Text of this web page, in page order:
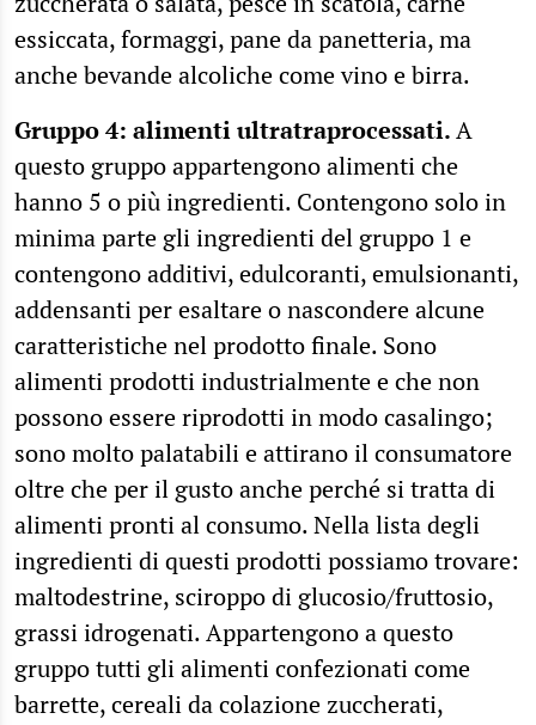
essiccata, formaggi, pane da panetteria, ma
anche bevande alcoliche come vino e birra.
Gruppo 4: alimenti ultratraprocessati.A
questo gruppo appartengono alimenti che
hanno 5 o più ingredienti. Contengono solo in
minima parte gli ingredienti del gruppo 1 e
contengono additivi, edulcoranti, emulsionanti,
addensanti per esaltare o nascondere alcune
caratteristiche nel prodotto finale. Sono
alimenti prodotti industrialmente e che non
possono essere riprodotti in modo casalingo;
sono molto palatabili e attirano il consumatore
oltre che per il gusto anche perché si tratta di
alimenti pronti al consumo. Nella lista degli
ingredienti di questi prodotti possiamo trovare:
maltodestrine, sciroppo di glucosio/fruttosio,
grassi idrogenati. Appartengono a questo
gruppo tutti gli alimenti confezionati come
barrette, cereali da colazione zuccherati,